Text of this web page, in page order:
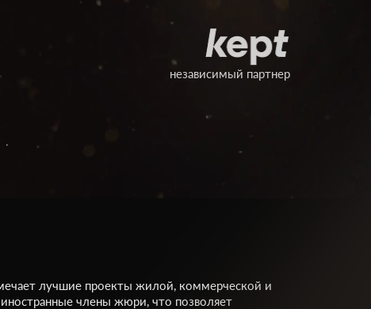
независимый партнер
лучшие проекты жилой, коммерческой и
члены жюри, что позволяет